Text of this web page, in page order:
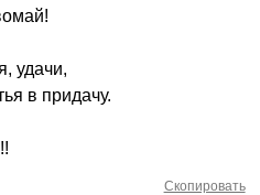
удачи,
в придачу.
Скопировать